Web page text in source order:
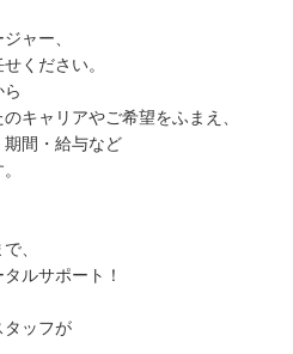
ャー、
ください。
キャリアやご希望をふまえ、
間・給与など
、
ルサポート！
タッフが